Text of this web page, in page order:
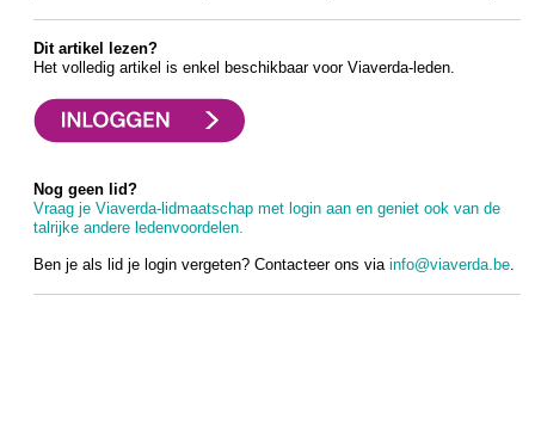
Dit artikel lezen?
Het volledig artikel is enkel beschikbaar voor Viaverda-leden.
Nog geen lid?
Vraag je Viaverda-lidmaatschap met login aan en geniet ook van de
talrijke andere ledenvoordelen.
Ben je als lid je login vergeten? Contacteer ons via info@viaverda.be